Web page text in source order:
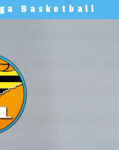
Basketball